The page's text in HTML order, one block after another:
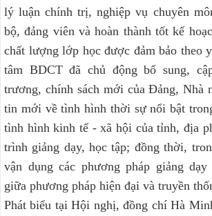
lý luận chính trị, nghiệp vụ chuyên
bộ, đảng viên và hoàn thành tốt kế
chất lượng lớp học được đảm bảo theo
tâm BDCT đã chủ động bổ sung,
trương, chính sách mới của Đảng, Nhà
tin mới về tình hình thời sự nổi bật
tình hình kinh tế - xã hội của tỉnh, địa
trình giảng dạy, học tập; đồng thời,
vận dụng các phương pháp giảng
giữa phương pháp hiện đại và truyền
Phát biểu tại Hội nghị, đồng chí Hà